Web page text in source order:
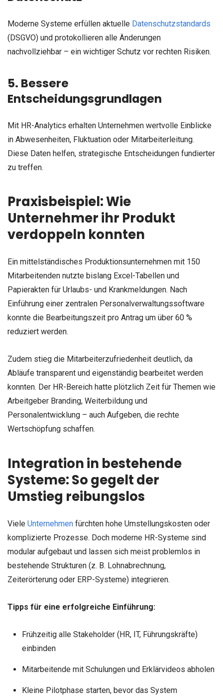
Moderne Systeme erfüllen aktuelle Datenschutzstandards
(DSGVO) und protokollieren alle Änderungen
nachvollziehbar – ein wichtiger Schutz vor rechten Risiken.
5. Bessere
Entscheidungsgrundlagen
Mit HR-Analytics erhalten Unternehmen wertvolle Einblicke
in Abwesenheiten, Fluktuation oder Mitarbeiterleitung.
Diese Daten helfen, strategische Entscheidungen fundierter
zu treffen.
Praxisbeispiel: Wie
Unternehmer ihr Produkt
verdoppeln konnten
Ein mittelständisches Produktionsunternehmen mit 150
Mitarbeitenden nutzte bislang Excel-Tabellen und
Papierakten für Urlaubs- und Krankmeldungen. Nach
Einführung einer zentralen Personalverwaltungssoftware
konnte die Bearbeitungszeit pro Antrag um über 60 %
reduziert werden.
Zudem stieg die Mitarbeiterzufriedenheit deutlich, da
Abläufe transparent und eigenständig bearbeitet werden
konnten. Der HR-Bereich hatte plötzlich Zeit für Themen wie
Arbeitgeber Branding, Weiterbildung und
Personalentwicklung – auch Aufgeben, die rechte
Wertschöpfung schaffen.
Integration in bestehende
Systeme: So gegelt der
Umstieg reibungslos
Viele Unternehmen fürchten hohe Umstellungskosten oder
komplizierte Prozesse. Doch moderne HR-Systeme sind
modular aufgebaut und lassen sich meist problemlos in
bestehende Strukturen (z. B. Lohnabrechnung,
Zeiterörterung oder ERP-Systeme) integrieren.
Tipps für eine erfolgreiche Einführung:
Frühzeitig alle Stakeholder (HR, IT, Führungskräfte)
einbinden
Mitarbeitende mit Schulungen und Erklärvideos abholen
Kleine Pilotphase starten, bevor das System